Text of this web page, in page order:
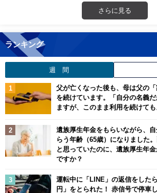
さらに見る
ランキング
週 間
父が亡くなった後も、母は父の
を続けています。「自分の名義
ますが、このまま利用を続けて
遺族厚生年金をもらいながら、
らう年齢（65歳）になりました
と思っていたのに、遺族厚生年
ですか？
運転中に「LINE」の返信をした
円」をとられた！ 赤信号で停車